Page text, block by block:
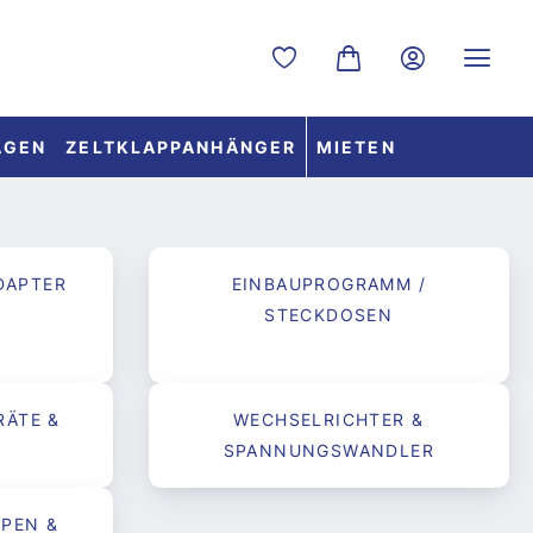
Du hast 0 Produkte auf
Warenkorb enthält
ZELTKLAPPANHÄNGER MIETEN
EINBAUPROGRAMM /
STECKDOSEN
&
WECHSELRICHTER &
SPANNUNGSWANDLER
&